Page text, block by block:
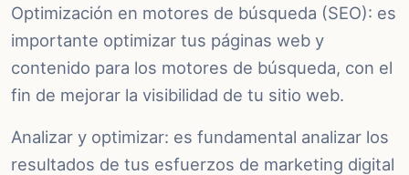
Optimización en motores de búsqueda (SEO): es
importante optimizar tus páginas web y
contenido para los motores de búsqueda, con el
fin de mejorar la visibilidad de tu sitio web.
Analizar y optimizar: es fundamental analizar los
resultados de tus esfuerzos de marketing digital